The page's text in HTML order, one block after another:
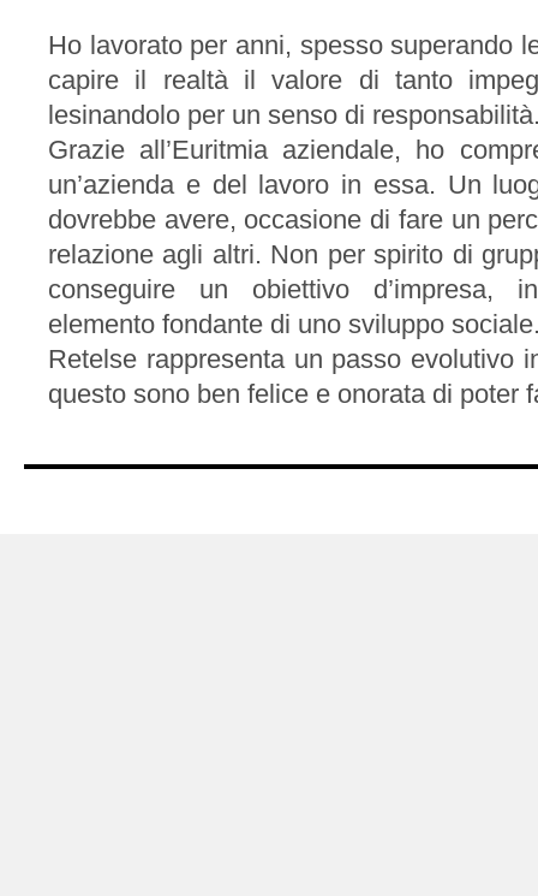
Ho lavorato per anni, spesso superando
capire il realtà il valore di tanto
lesinandolo per un senso di
Grazie all’Euritmia aziendale, ho
un’azienda e del lavoro in essa. Un
dovrebbe avere, occasione di fare un
relazione agli altri. Non per spirito di
conseguire un obiettivo d’impresa,
elemento fondante di uno sviluppo
Retelse rappresenta un passo evolutivo
questo sono ben felice e onorata di poter